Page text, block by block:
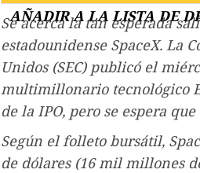
AÑADIR A LA LISTA DE
Se acerca la tan esperada
estadounidense SpaceX. La
Unidos (SEC) publicó el
multimillonario tecnológico
de la IPO, pero se espera
Según el folleto bursátil,
de dólares (16 mil millones